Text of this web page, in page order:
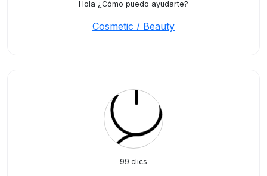
Hola ¿Cómo puedo ayudarte?
Cosmetic / Beauty
99 clics